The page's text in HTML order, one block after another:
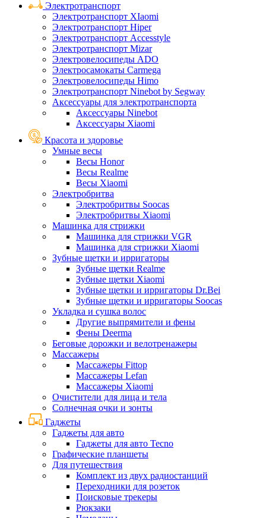
Электротранспорт
Электротранспорт XIaomi
Электротранспорт Hiper
Электротранспорт Accesstyle
Электротранспорт Mizar
Электровелосипеды ADO
Электросамокаты Carmega
Электровелосипеды Himo
Электротранспорт Ninebot by Segway
Аксессуары для электротранспорта
Аксессуары Ninebot
Аксессуары Xiaomi
Красота и здоровье
Умные весы
Весы Honor
Весы Realme
Весы Xiaomi
Электробритва
Электробритвы Soocas
Электробритвы Xiaomi
Машинка для стрижки
Машинка для стрижки VGR
Машинка для стрижки Xiaomi
Зубные щетки и ирригаторы
Зубные щетки Realme
Зубные щетки Xiaomi
Зубные щетки и ирригаторы Dr.Bei
Зубные щетки и ирригаторы Soocas
Укладка и сушка волос
Другие выпрямители и фены
Фены Deerma
Беговые дорожки и велотренажеры
Массажеры
Массажеры Fittop
Массажеры Lefan
Массажеры Xiaomi
Очистители для лица и тела
Солнечная очки и зонты
Гаджеты
Гаджеты для авто
Гаджеты для авто Tecno
Графические планшеты
Для путешествия
Комплект из двух радиостанций
Переходники для розеток
Поисковые трекеры
Рюкзаки